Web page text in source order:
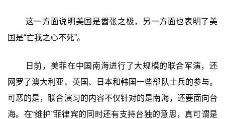
这一方面说明美国是嚣张之极，另一方面也表明了美
国是“亡我之心不死”。
日前，美菲在中国南海进行了大规模的联合军演，还
网罗了澳大利亚、英国、日本和韩国一些部队士兵的参与。
可恶的是，联合演习的内容不仅针对的是南海，还要面向台
海。在“维护”菲律宾的同时还有支持台独的意思，真可谓是